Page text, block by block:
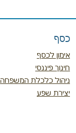
כסף
אימון לכסף
חינוך פיננסי
ניהול כלכלת המשפחה
יצירת שפע